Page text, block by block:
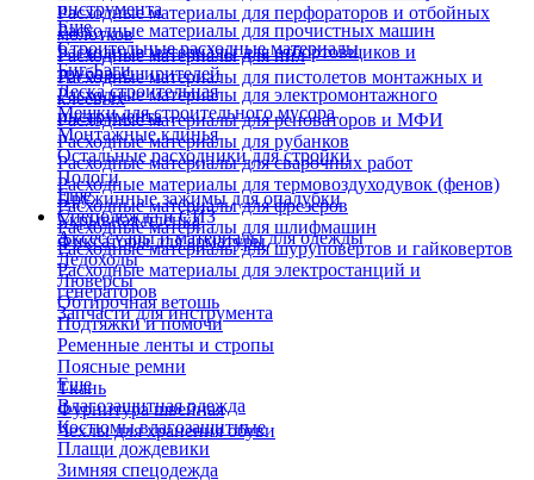
Расходные материалы для перфораторов и отбойных
молотков
Расходные материалы для пил
Расходные материалы для пистолетов монтажных и
клеевых
Расходные материалы для реноваторов и МФИ
Расходные материалы для рубанков
Расходные материалы для сварочных работ
Расходные материалы для термовоздуходувок (фенов)
Расходные материалы для фрезеров
Расходные материалы для шлифмашин
Расходные материалы для шуруповертов и гайковертов
Расходные материалы для электростанций и
генераторов
Запчасти для инструмента
инструмента
Расходные материалы для прочистных машин
Расходные материалы для отбортовщиков и
труборасширителей
Расходные материалы для электромонтажного
инструмента
Еще
Строительные расходные материалы
Биг-Бэги
Леска строительная
Мешки для строительного мусора
Монтажные клинья
Остальные расходники для стройки
Пологи
Пружинные зажимы для опалубки
Укрывная пленка
Фиксаторы для арматуры
Еще
Спецодежда и СИЗ
Аксессуары и материалы для одежды
Ледоходы
Люверсы
Обтирочная ветошь
Подтяжки и помочи
Ременные ленты и стропы
Поясные ремни
Ткань
Фурнитура швейная
Чехлы для хранения обуви
Еще
Влагозащитная одежда
Костюмы влагозащитные
Плащи дождевики
Зимняя спецодежда